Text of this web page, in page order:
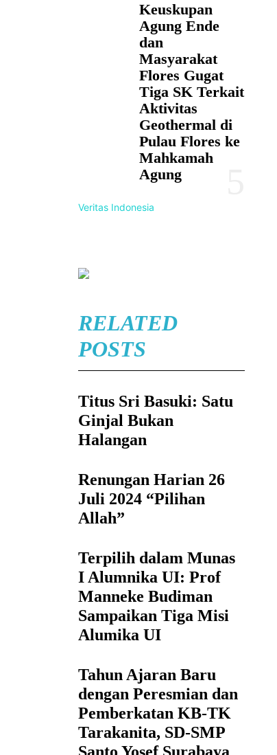
Keuskupan
Agung Ende
dan
Masyarakat
Flores Gugat
Tiga SK Terkait
Aktivitas
Geothermal di
Pulau Flores ke
Mahkamah
Agung
Veritas Indonesia
RELATED
POSTS
Titus Sri Basuki: Satu
Ginjal Bukan
Halangan
Renungan Harian 26
Juli 2024 “Pilihan
Allah”
Terpilih dalam Munas
I Alumnika UI: Prof
Manneke Budiman
Sampaikan Tiga Misi
Alumika UI
Tahun Ajaran Baru
dengan Peresmian dan
Pemberkatan KB-TK
Tarakanita, SD-SMP